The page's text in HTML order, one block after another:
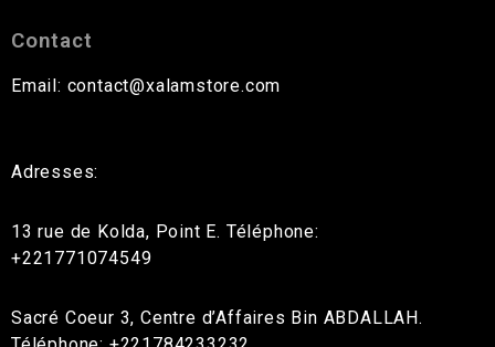
Contact
Email: contact@xalamstore.com
Adresses:
13 rue de Kolda, Point E. Téléphone:
+221771074549
Sacré Coeur 3, Centre d’Affaires Bin ABDALLAH.